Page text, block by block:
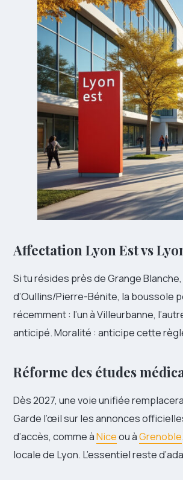
Affectation Lyon Est vs
Si tu résides près de Grange
d’Oullins/Pierre-Bénite, la boussole
récemment : l’un à Villeurbanne,
anticipé. Moralité : anticipe cette
Réforme des études
Dès 2027, une voie unifiée
Garde l’œil sur les annonces
d’accès, comme àNiceou àGrenoble
locale de Lyon. L’essentiel reste